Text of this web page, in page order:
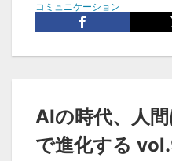
コミュニケーション
カウンセラー 佐藤
HI
AIの時代、人間
で進化する